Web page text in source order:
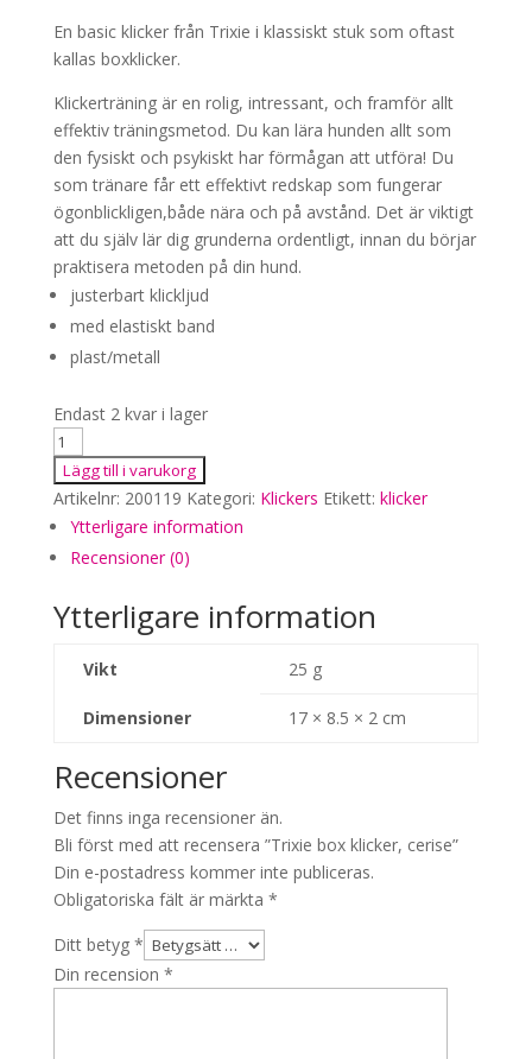
En basic klicker från Trixie i klassiskt stuk som oftast
kallas boxklicker.
Klickerträning är en rolig, intressant, och framför allt
effektiv träningsmetod. Du kan lära hunden allt som
den fysiskt och psykiskt har förmågan att utföra! Du
som tränare får ett effektivt redskap som fungerar
ögonblickligen,både nära och på avstånd. Det är viktigt
att du själv lär dig grunderna ordentligt, innan du börjar
praktisera metoden på din hund.
justerbart klickljud
med elastiskt band
plast/metall
Endast 2 kvar i lager
Trixie
box
klicker,
cerise
mängd
Lägg till i varukorg
Artikelnr: 200119 Kategori: Klickers Etikett: klicker
Ytterligare information
Recensioner (0)
Ytterligare information
Vikt 25 g
Dimensioner 17 × 8.5 × 2 cm
Recensioner
Det finns inga recensioner än.
Bli först med att recensera ”Trixie box klicker, cerise”
Din e-postadress kommer inte publiceras.
Obligatoriska fält är märkta *
Ditt betyg *
Din recension *